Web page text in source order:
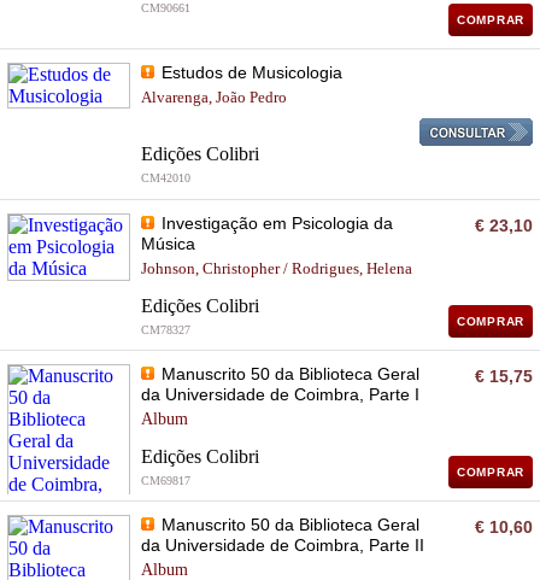
CM90661
COMPRAR
Estudos de Musicologia
Alvarenga, João Pedro
Edições Colibri
CM42010
Investigação em Psicologia da
Música
Johnson, Christopher / Rodrigues, Helena
Edições Colibri
CM78327
€ 23,10
COMPRAR
Manuscrito 50 da Biblioteca Geral
da Universidade de Coimbra, Parte I
Album
Edições Colibri
CM69817
€ 15,75
COMPRAR
Manuscrito 50 da Biblioteca Geral
da Universidade de Coimbra, Parte II
Album
€ 10,60